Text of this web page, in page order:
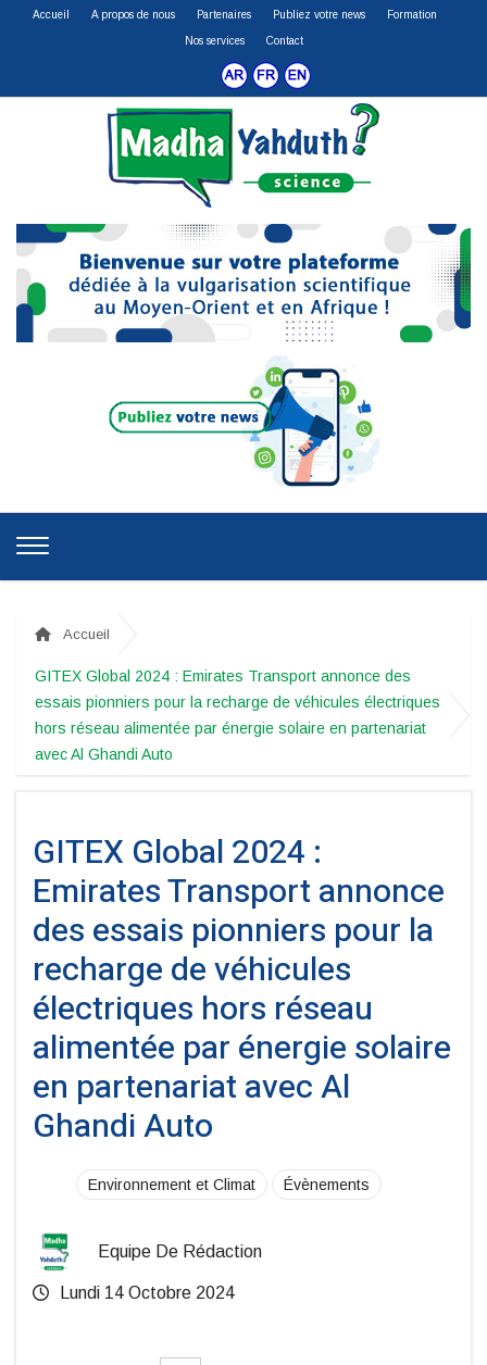
Accueil A propos de nous Partenaires Publiez votre news Formation
Nos services Contact
Accueil
GITEX Global 2024 : Emirates Transport annonce des
essais pionniers pour la recharge de véhicules électriques
hors réseau alimentée par énergie solaire en partenariat
avec Al Ghandi Auto
GITEX Global 2024 :
Emirates Transport annonce
des essais pionniers pour la
recharge de véhicules
électriques hors réseau
alimentée par énergie solaire
en partenariat avec Al
Ghandi Auto
Environnement et Climat Évènements
Equipe De Rédaction
Lundi 14 Octobre 2024